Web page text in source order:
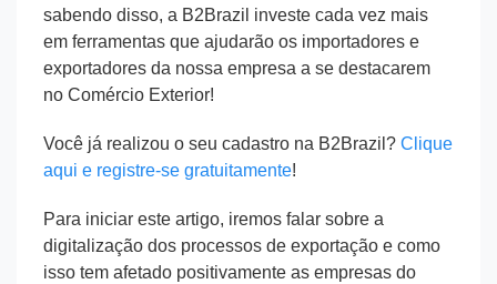
sabendo disso, a B2Brazil investe cada vez mais
em ferramentas que ajudarão os importadores e
exportadores da nossa empresa a se destacarem
no Comércio Exterior!
Você já realizou o seu cadastro na B2Brazil? Clique
aqui e registre-se gratuitamente!
Para iniciar este artigo, iremos falar sobre a
digitalização dos processos de exportação e como
isso tem afetado positivamente as empresas do